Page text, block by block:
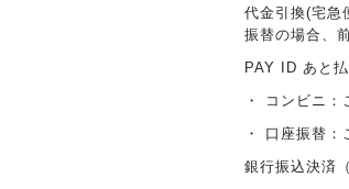
代金引換(宅急
振替の場合、
PAY ID あと
・ コンビニ
・ 口座振替
銀行振込決済